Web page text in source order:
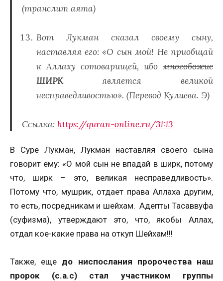
(транслит аята)
Вот Лукман сказал своему сыну,
наставляя его: «О сын мой! Не приобщай
к Аллаху сотоварищей, ибо многобожие
ШИРКявляется великой
несправедливостью». (Перевод Кулиева. Э)
Ссылка: https://quran-online.ru/31:13
В Суре Лукман, Лукман наставляя своего сына
говорит ему: «О мой сын не впадай в ширк, потому
что, ширк – это, великая несправедливость».
Потому что, мушрик, отдает права Аллаха другим,
то есть, посредникам и шейхам. Адепты Тасаввуфа
(суфизма), утверждают это, что, якобы Аллах,
отдал кое-какие права на откуп Шейхам!!!
Также, еще до ниспослания пророчества наш
пророк (с.а.с) стал участником группы